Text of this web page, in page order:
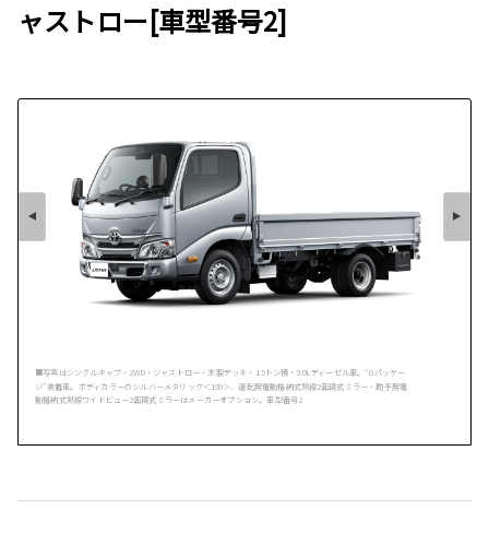
ャストロー[車型番号2]
■写真はシングルキャブ・2WD・ジャストロー・木製デッキ・1.5トン積・3.0Lディーゼル車。“Gパッケー
ジ”装着車。ボディカラーのシルバーメタリック＜199＞、運転席電動格納式熱線2面鏡式ミラー・助手席電
動格納式熱線ワイドビュー2面鏡式ミラーはメーカーオプション。車型番号2